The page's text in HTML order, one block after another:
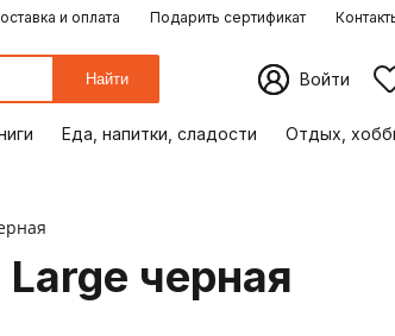
и оплата Подарить сертификат
Найти Войти
Еда, напитки, сладости Отдых,
черная